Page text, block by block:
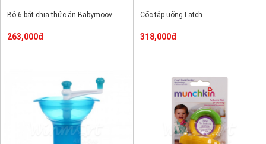
Bộ 6 bát chia thức ăn Babymoov
263,000đ
Cốc tập uống Latch
318,000đ